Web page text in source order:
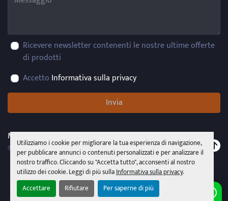
Utilizziamo i cookie per migliorare la tua esperienza di navigazione,
per pubblicare annunci o contenuti personalizzati e per analizzare il
nostro traffico. Cliccando su "Accetta tutto", acconsenti al nostro
utilizzo dei cookie. Leggi di più sullaInformativa sulla privacy.
Accettare
Rifiutare Per saperne di più
Ricevere newsletter contenenti le nostre ultime offerte
di prodotti
Accetto Informativa sulla privacy
Invia
Machinio Systemsito web diMachinio
© CopyrightPMR System Group s.r.l.s.u.2026